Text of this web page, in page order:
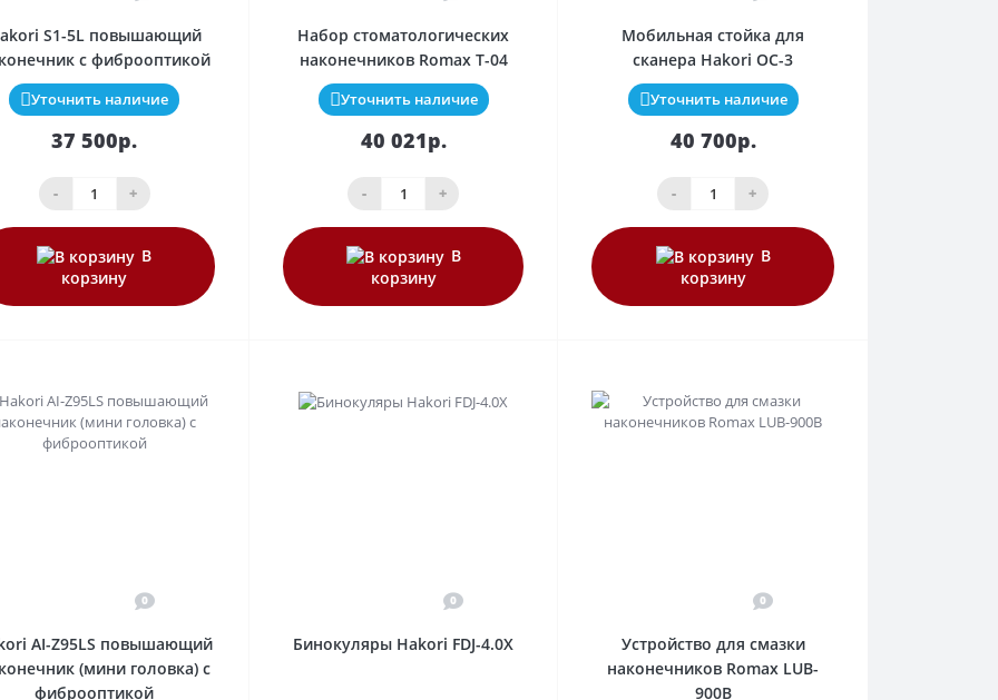
S1-5L повышающий
с фиброоптикой
Уточнить наличие
37 500р.
- +
В
корзину
Набор стоматологических
наконечников Romax T-04
Уточнить наличие
40 021р.
- +
В
корзину
Мобильная стойка для
сканера Hakori OC-3
Уточнить наличие
40 700р.
- +
В
корзину
0
AI-Z95LS повышающий
(мини головка) с
фиброоптикой
0
Бинокуляры Hakori FDJ-4.0X
0
Устройство для смазки
наконечников Romax LUB-
900B